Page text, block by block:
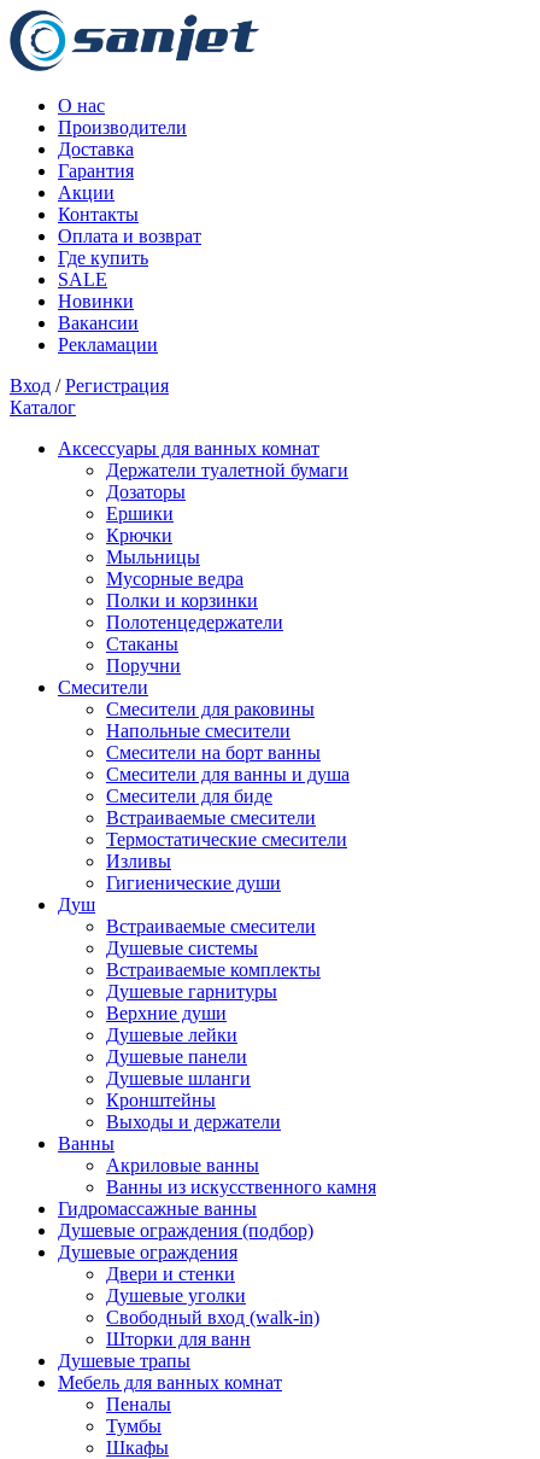
О нас
Производители
Доставка
Гарантия
Акции
Контакты
Оплата и возврат
Где купить
SALE
Новинки
Вакансии
Рекламации
Вход /Регистрация
Каталог
Аксессуары для ванных комнат
Держатели туалетной бумаги
Дозаторы
Ершики
Крючки
Мыльницы
Мусорные ведра
Полки и корзинки
Полотенцедержатели
Стаканы
Поручни
Смесители
Смесители для раковины
Напольные смесители
Смесители на борт ванны
Смесители для ванны и душа
Смесители для биде
Встраиваемые смесители
Термостатические смесители
Изливы
Гигиенические души
Душ
Встраиваемые смесители
Душевые системы
Встраиваемые комплекты
Душевые гарнитуры
Верхние души
Душевые лейки
Душевые панели
Душевые шланги
Кронштейны
Выходы и держатели
Ванны
Акриловые ванны
Ванны из искусственного камня
Гидромассажные ванны
Душевые ограждения (подбор)
Душевые ограждения
Двери и стенки
Душевые уголки
Свободный вход (walk-in)
Шторки для ванн
Душевые трапы
Мебель для ванных комнат
Пеналы
Тумбы
Шкафы